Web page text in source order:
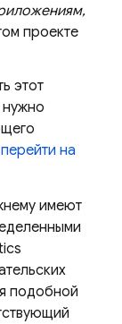
проекте
этот
нужно
перейти на
имеют
подобной